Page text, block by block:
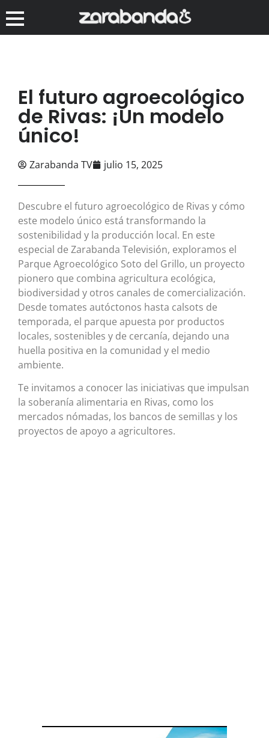
El futuro agroecológico
de Rivas: ¡Un modelo
único!
Zarabanda TV julio 15, 2025
Descubre el futuro agroecológico de Rivas y cómo
este modelo único está transformando la
sostenibilidad y la producción local. En este
especial de Zarabanda Televisión, exploramos el
Parque Agroecológico Soto del Grillo, un proyecto
pionero que combina agricultura ecológica,
biodiversidad y otros canales de comercialización.
Desde tomates autóctonos hasta calsots de
temporada, el parque apuesta por productos
locales, sostenibles y de cercanía, dejando una
huella positiva en la comunidad y el medio
ambiente.
Te invitamos a conocer las iniciativas que impulsan
la soberanía alimentaria en Rivas, como los
mercados nómadas, los bancos de semillas y los
proyectos de apoyo a agricultores.